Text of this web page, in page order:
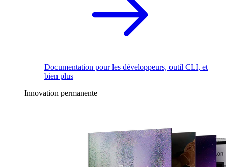
Documentation pour les développeurs, outil CLI, et
bien plus
Innovation permanente